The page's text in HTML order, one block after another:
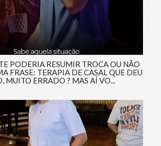
PODERIA RESUMIR TROCA OU NÃO
FRASE: TERAPIA DE CASAL QUE DEU
MUITO ERRADO ? MAS AÍ VO...